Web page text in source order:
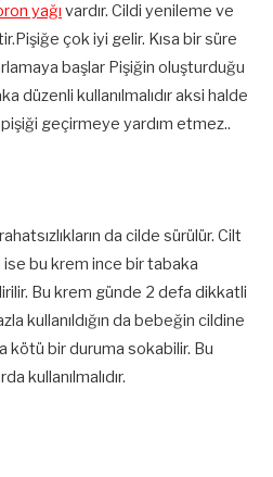
yağı vardır. Cildi yenileme ve
çok iyi gelir. Kısa bir süre
başlar Pişiğin oluşturduğu
düzenli kullanılmalıdır aksi halde
geçirmeye yardım etmez..
da cilde sürülür. Cilt
bu krem ince bir tabaka
Bu krem günde 2 defa dikkatli
kullanıldığın da bebeğin cildine
kötü bir duruma sokabilir. Bu
kullanılmalıdır.